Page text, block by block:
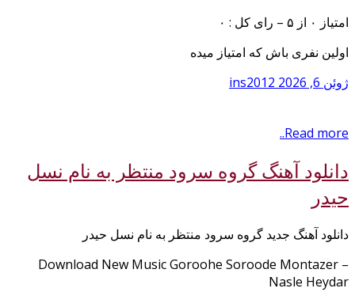
امتیاز ۰ از ۵ – رای کل : ۰
اولین نفری باش که امتیاز میده
ژوئن 6, 2026
ins2012
Read more..
دانلود آهنگ گروه سرود منتظر به نام نسل
حیدر
دانلود آهنگ جدید گروه سرود منتظر به نام نسل حیدر
Download New Music Goroohe Soroode Montazer –
Nasle Heydar